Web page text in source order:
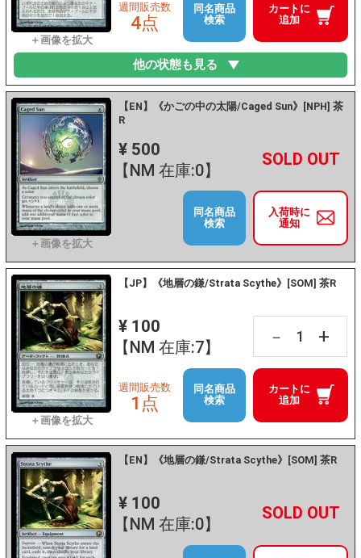
カートに
追加
週間販売数
4点
同名商品
検索
他の状態も見る
【EN】《かごの中の太陽/Caged Sun》[NPH] 茶
R
¥ 500
【NM 在庫:0】
－ +
入荷時に
通知
同名商品
検索
【JP】《地層の鎌/Strata Scythe》[SOM] 茶R
¥ 100
【NM 在庫:7】
－ +
カートに
追加
週間販売数
1点
同名商品
検索
【EN】《地層の鎌/Strata Scythe》[SOM] 茶R
¥ 100
【NM 在庫:0】
－ +